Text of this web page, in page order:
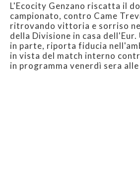
L'Ecocity Genzano riscatta il
campionato, contro Came
ritrovando vittoria e sorriso
della Divisione in casa dell'Eur.
in parte, riporta fiducia
in vista del match interno
in programma venerdì sera